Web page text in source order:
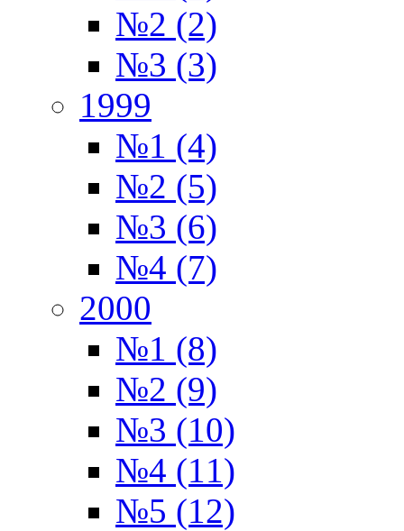
№2 (2)
№3 (3)
1999
№1 (4)
№2 (5)
№3 (6)
№4 (7)
2000
№1 (8)
№2 (9)
№3 (10)
№4 (11)
№5 (12)